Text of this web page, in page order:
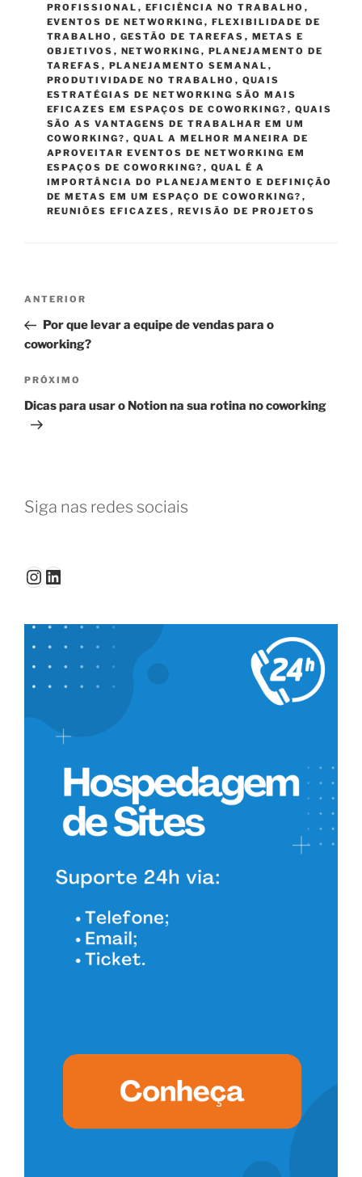
PROFISSIONAL , EFICIÊNCIA NO TRABALHO ,
EVENTOS DE NETWORKING , FLEXIBILIDADE DE
TRABALHO , GESTÃO DE TAREFAS , METAS E
OBJETIVOS , NETWORKING , PLANEJAMENTO DE
TAREFAS , PLANEJAMENTO SEMANAL ,
PRODUTIVIDADE NO TRABALHO , QUAIS
ESTRATÉGIAS DE NETWORKING SÃO MAIS
EFICAZES EM ESPAÇOS DE COWORKING? , QUAIS
SÃO AS VANTAGENS DE TRABALHAR EM UM
COWORKING? , QUAL A MELHOR MANEIRA DE
APROVEITAR EVENTOS DE NETWORKING EM
ESPAÇOS DE COWORKING? , QUAL É A
IMPORTÂNCIA DO PLANEJAMENTO E DEFINIÇÃO
DE METAS EM UM ESPAÇO DE COWORKING? ,
REUNIÕES EFICAZES , REVISÃO DE PROJETOS
Navegação
Post
Post
anterior
ANTERIOR
Por que levar a equipe de vendas para o
coworking?
Próximo
post
PRÓXIMO
Dicas para usar o Notion na sua rotina no coworking
Siga nas redes sociais
Instagram
LinkedIn